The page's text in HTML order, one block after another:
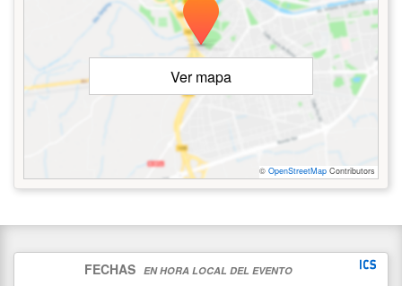
Ver mapa
© OpenStreetMap Contributors
FECHAS EN HORA LOCAL DEL EVENTO